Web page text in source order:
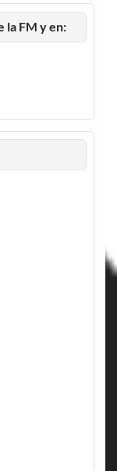
la FM y en: